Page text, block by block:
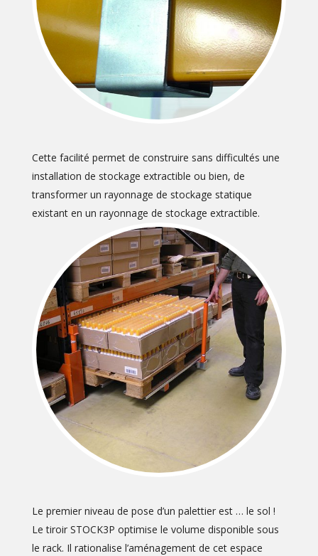
Cette facilité permet de construire sans difficultés une
installation de stockage extractible ou bien, de
transformer un rayonnage de stockage statique
existant en un rayonnage de stockage extractible.
Le premier niveau de pose d’un palettier est … le sol !
Le tiroir STOCK3P optimise le volume disponible sous
le rack. Il rationalise l’aménagement de cet espace